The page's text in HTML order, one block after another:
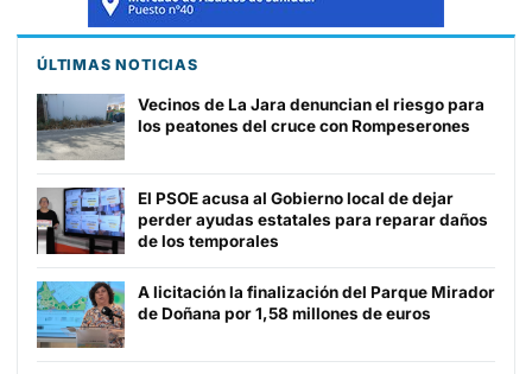
ÚLTIMAS NOTICIAS
Vecinos de La Jara denuncian el riesgo para
los peatones del cruce con Rompeserones
El PSOE acusa al Gobierno local de dejar
perder ayudas estatales para reparar daños
de los temporales
A licitación la finalización del Parque Mirador
de Doñana por 1,58 millones de euros